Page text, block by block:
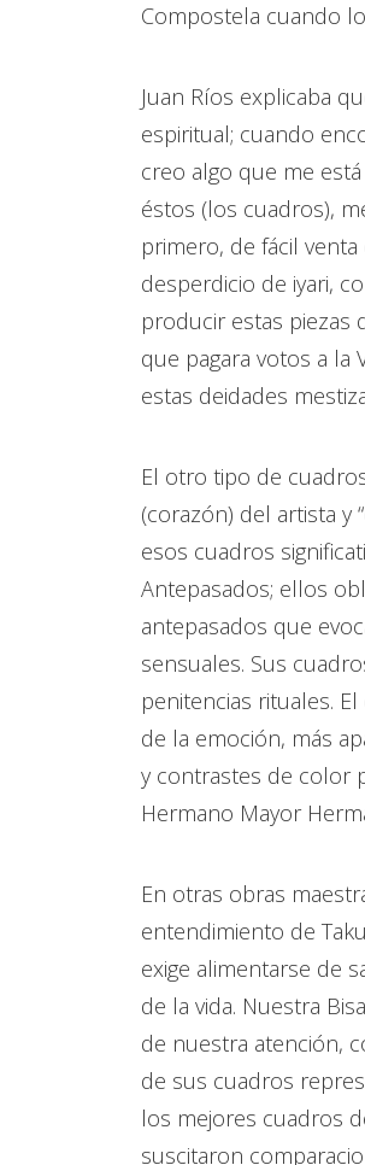
Compostela cuando
Juan Ríos explicaba
espiritual; cuando
creo algo que me
éstos (los cuadros),
primero, de fácil
desperdicio de iyari,
producir estas piezas
que pagara votos a la
estas deidades
El otro tipo de
(corazón) del artista y
esos cuadros
Antepasados; ellos
antepasados que
sensuales. Sus
penitencias rituales.
de la emoción, más
y contrastes de color
Hermano Mayor
En otras obras
entendimiento de
exige alimentarse de
de la vida. Nuestra
de nuestra atención,
de sus cuadros
los mejores cuadros
suscitaron